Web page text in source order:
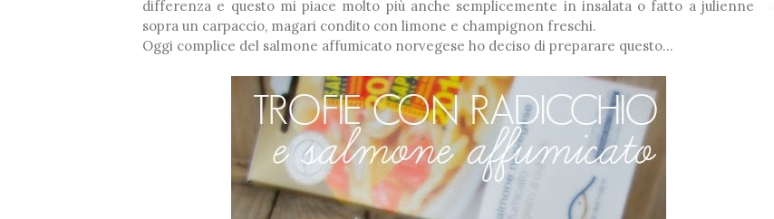
differenza e questo mi piace molto più anche semplicemente in insalata o fatto a julienne
sopra un carpaccio, magari condito con limone e champignon freschi.
Oggi complice del salmone affumicato norvegese ho deciso di preparare questo...
❆